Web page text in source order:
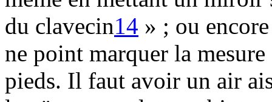
du clavecin14 » ; ou
ne point marquer la
pieds. Il faut avoir un air